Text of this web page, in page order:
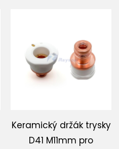
Keramický držák trysky
D41 M11mm pro